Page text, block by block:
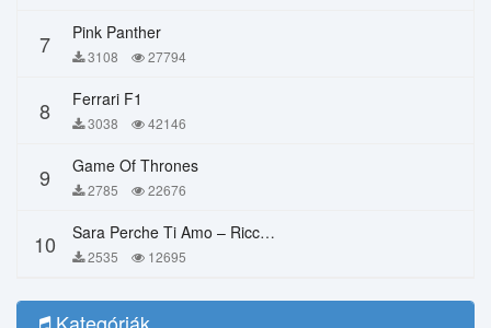
7 Pink Panther
3108 27794
8 Ferrari F1
3038 42146
9 Game Of Thrones
2785 22676
10 Sara Perche Ti Amo – Ricchi E Poveri
2535 12695